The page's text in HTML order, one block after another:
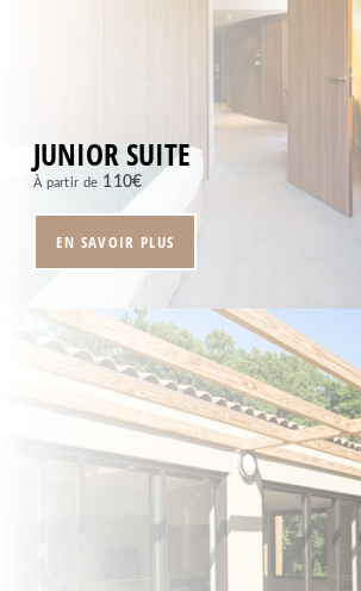
JUNIOR SUITE
À partir de 110€
EN SAVOIR PLUS
RESTAURANT
SPA
SÉMINAIRES &
SERVICES
PHOTOS
+33 4 94 79 96 97
Moulin de Vernègues
Domaine et Golf de Pont Royal
MALLEMORT -
Tel. :+33 4 94 79 96
Email :